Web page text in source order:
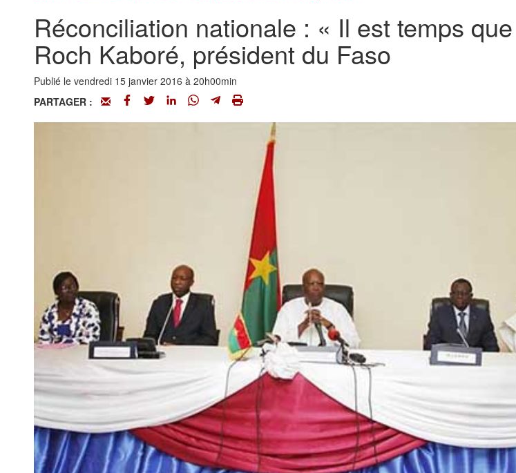
Réconciliation nationale : « Il est temps
Roch Kaboré, président du Faso
Publié le vendredi 15 janvier 2016 à 20h00min
PARTAGER :